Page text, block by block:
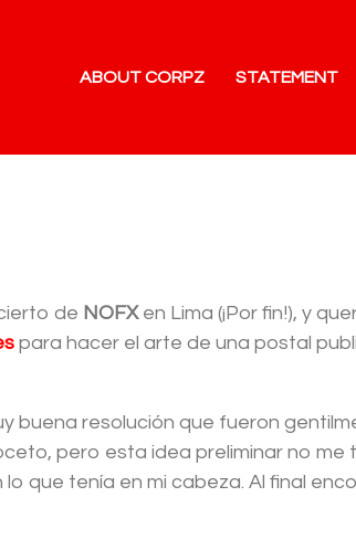
ABOUT CORPZ STATEMENT
de NOFX en Lima (¡Por fin!), y
para hacer el arte de una postal
buena resolución que fueron
pero esta idea preliminar no
que tenía en mi cabeza. Al final